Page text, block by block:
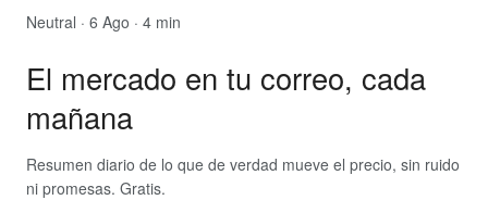
Neutral · 6 Ago · 4 min
El mercado en tu correo, cada
mañana
Resumen diario de lo que de verdad mueve el precio, sin ruido
ni promesas. Gratis.